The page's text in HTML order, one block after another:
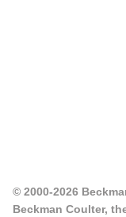
© 2000-2026
Beckman Coulter,